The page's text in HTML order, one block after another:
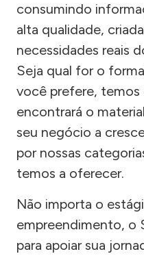
consumindo
alta qualidade,
necessidades reais
Seja qual for o
você prefere,
encontrará o
seu negócio a
por nossas
temos a oferecer.
Não importa o
empreendimento, o
para apoiar sua